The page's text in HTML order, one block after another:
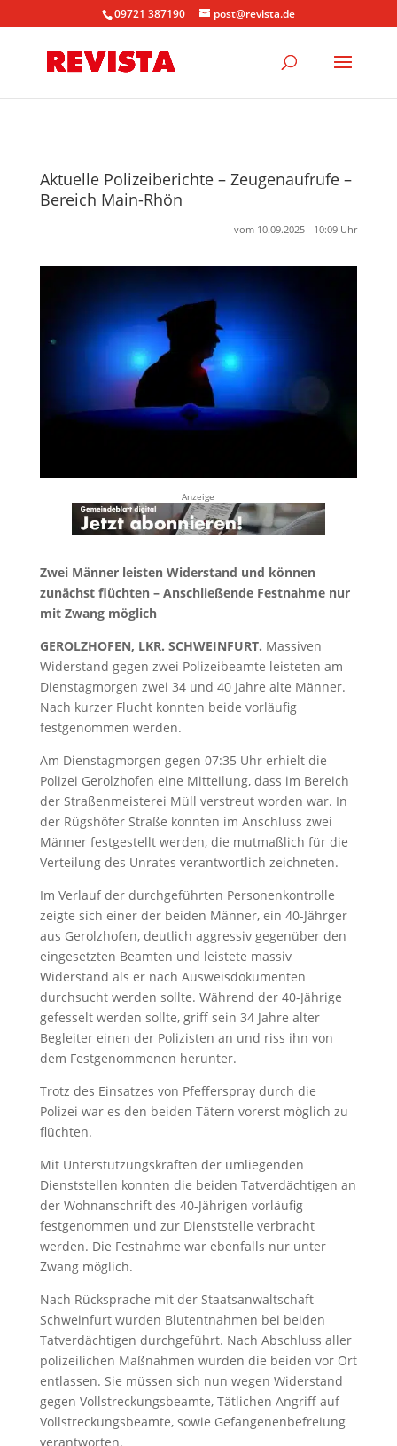
09721 387190 post@revista.de
Aktuelle Polizeiberichte – Zeugenaufrufe –
Bereich Main-Rhön
vom 10.09.2025 - 10:09 Uhr
Anzeige
Zwei Männer leisten Widerstand und können
zunächst flüchten – Anschließende Festnahme nur
mit Zwang möglich
GEROLZHOFEN, LKR. SCHWEINFURT. Massiven
Widerstand gegen zwei Polizeibeamte leisteten am
Dienstagmorgen zwei 34 und 40 Jahre alte Männer.
Nach kurzer Flucht konnten beide vorläufig
festgenommen werden.
Am Dienstagmorgen gegen 07:35 Uhr erhielt die
Polizei Gerolzhofen eine Mitteilung, dass im Bereich
der Straßenmeisterei Müll verstreut worden war. In
der Rügshöfer Straße konnten im Anschluss zwei
Männer festgestellt werden, die mutmaßlich für die
Verteilung des Unrates verantwortlich zeichneten.
Im Verlauf der durchgeführten Personenkontrolle
zeigte sich einer der beiden Männer, ein 40-Jährger
aus Gerolzhofen, deutlich aggressiv gegenüber den
eingesetzten Beamten und leistete massiv
Widerstand als er nach Ausweisdokumenten
durchsucht werden sollte. Während der 40-Jährige
gefesselt werden sollte, griff sein 34 Jahre alter
Begleiter einen der Polizisten an und riss ihn von
dem Festgenommenen herunter.
Trotz des Einsatzes von Pfefferspray durch die
Polizei war es den beiden Tätern vorerst möglich zu
flüchten.
Mit Unterstützungskräften der umliegenden
Dienststellen konnten die beiden Tatverdächtigen an
der Wohnanschrift des 40-Jährigen vorläufig
festgenommen und zur Dienststelle verbracht
werden. Die Festnahme war ebenfalls nur unter
Zwang möglich.
Nach Rücksprache mit der Staatsanwaltschaft
Schweinfurt wurden Blutentnahmen bei beiden
Tatverdächtigen durchgeführt. Nach Abschluss aller
polizeilichen Maßnahmen wurden die beiden vor Ort
entlassen. Sie müssen sich nun wegen Widerstand
gegen Vollstreckungsbeamte, Tätlichen Angriff auf
Vollstreckungsbeamte, sowie Gefangenenbefreiung
verantworten.